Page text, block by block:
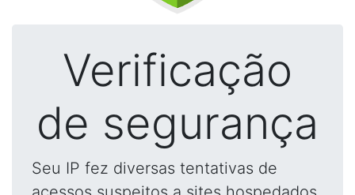
Verificação
de segurança
Seu IP fez diversas tentativas de